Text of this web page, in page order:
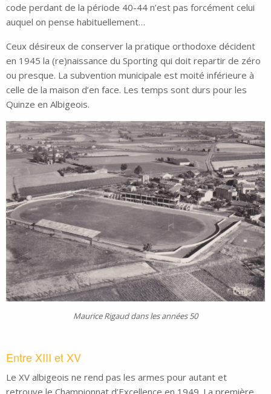
code perdant de la période 40-44 n’est pas forcément celui
auquel on pense habituellement…
Ceux désireux de conserver la pratique orthodoxe décident
en 1945 la (re)naissance du Sporting qui doit repartir de zéro
ou presque. La subvention municipale est moité inférieure à
celle de la maison d’en face. Les temps sont durs pour les
Quinze en Albigeois.
Maurice Rigaud dans les années 50
Entre XIII et XV
Le XV albigeois ne rend pas les armes pour autant et